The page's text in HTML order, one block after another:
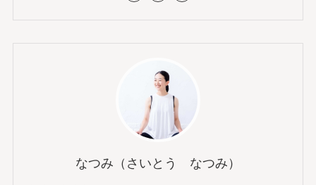
なつみ（さいとう なつみ）